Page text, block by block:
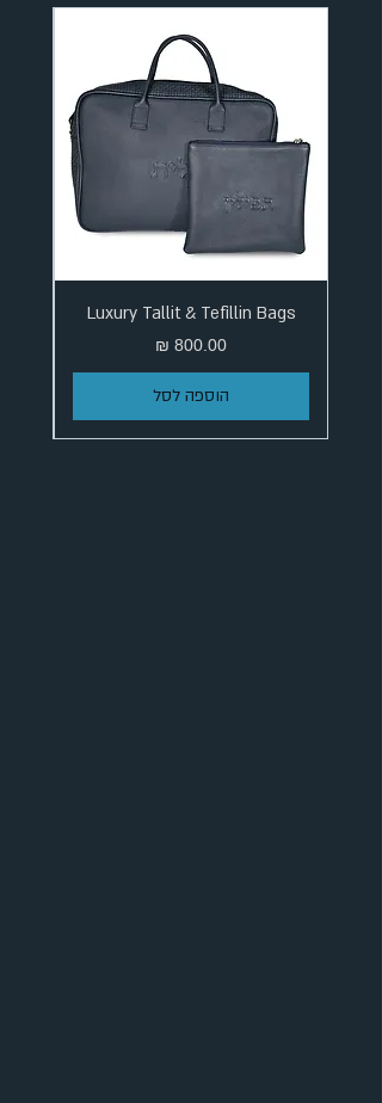
Luxury Tallit & Tefillin Bags
מחיר
הוספה לסל